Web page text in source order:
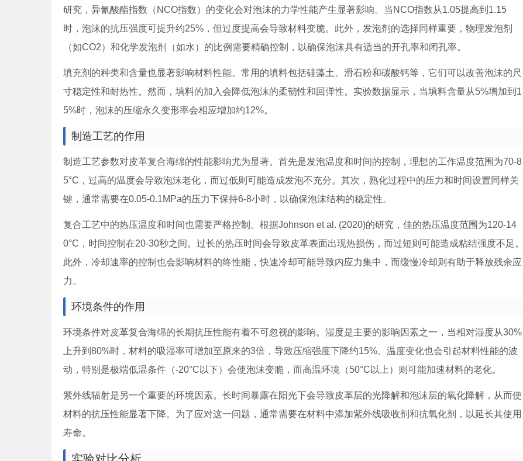
研究，异氰酸酯指数（NCO指数）的变化会对泡沫的力学性能产生显著影响。当NCO指数从1.05提高到1.15
时，泡沫的抗压强度可提升约25%，但过度提高会导致材料变脆。此外，发泡剂的选择同样重要，物理发泡剂
（如CO2）和化学发泡剂（如水）的比例需要精确控制，以确保泡沫具有适当的开孔率和闭孔率。
填充剂的种类和含量也显著影响材料性能。常用的填料包括硅藻土、滑石粉和碳酸钙等，它们可以改善泡沫的尺
寸稳定性和耐热性。然而，填料的加入会降低泡沫的柔韧性和回弹性。实验数据显示，当填料含量从5%增加到1
5%时，泡沫的压缩永久变形率会相应增加约12%。
制造工艺的作用
制造工艺参数对皮革复合海绵的性能影响尤为显著。首先是发泡温度和时间的控制，理想的工作温度范围为70-8
5°C，过高的温度会导致泡沫老化，而过低则可能造成发泡不充分。其次，熟化过程中的压力和时间设置同样关
键，通常需要在0.05-0.1MPa的压力下保持6-8小时，以确保泡沫结构的稳定性。
复合工艺中的热压温度和时间也需要严格控制。根据Johnson et al. (2020)的研究，佳的热压温度范围为120-14
0°C，时间控制在20-30秒之间。过长的热压时间会导致皮革表面出现热损伤，而过短则可能造成粘结强度不足。
此外，冷却速率的控制也会影响材料的终性能，快速冷却可能导致内应力集中，而缓慢冷却则有助于释放残余应
力。
环境条件的作用
环境条件对皮革复合海绵的长期抗压性能有着不可忽视的影响。湿度是主要的影响因素之一，当相对湿度从30%
上升到80%时，材料的吸湿率可增加至原来的3倍，导致压缩强度下降约15%。温度变化也会引起材料性能的波
动，特别是极端低温条件（-20°C以下）会使泡沫变脆，而高温环境（50°C以上）则可能加速材料的老化。
紫外线辐射是另一个重要的环境因素。长时间暴露在阳光下会导致皮革层的光降解和泡沫层的氧化降解，从而使
材料的抗压性能显著下降。为了应对这一问题，通常需要在材料中添加紫外线吸收剂和抗氧化剂，以延长其使用
寿命。